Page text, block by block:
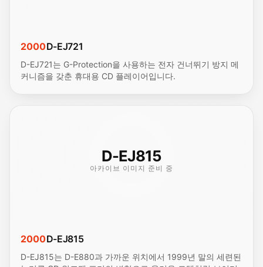
2000D-EJ721
D-EJ721는 G-Protection을 사용하는 전자 건너뛰기 방지 메
커니즘을 갖춘 휴대용 CD 플레이어입니다.
D-EJ815
아카이브 이미지 준비 중
2000D-EJ815
D-EJ815는 D-E880과 가까운 위치에서 1999년 말의 세련된